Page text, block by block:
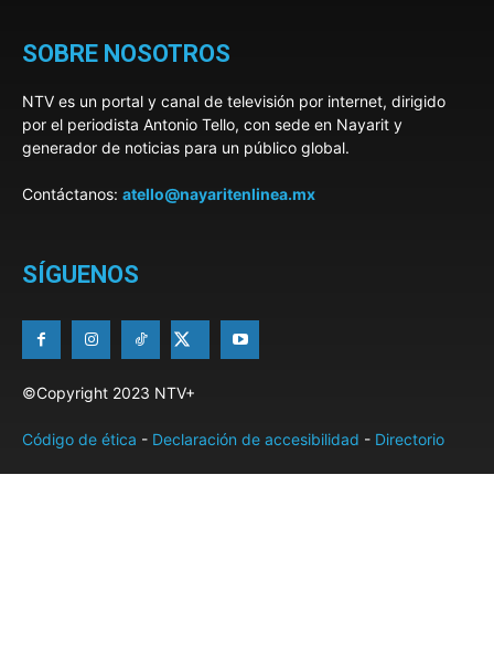
SOBRE NOSOTROS
NTV es un portal y canal de televisión por internet, dirigido
por el periodista Antonio Tello, con sede en Nayarit y
generador de noticias para un público global.
Contáctanos: atello@nayaritenlinea.mx
SÍGUENOS
©Copyright 2023 NTV+
Código de ética - Declaración de accesibilidad - Directorio